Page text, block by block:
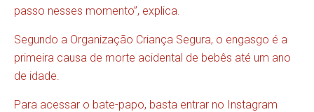
passo nesses momento”, explica.
Segundo a Organização Criança Segura, o engasgo é a
primeira causa de morte acidental de bebês até um ano
de idade.
Para acessar o bate-papo, basta entrar no Instagram